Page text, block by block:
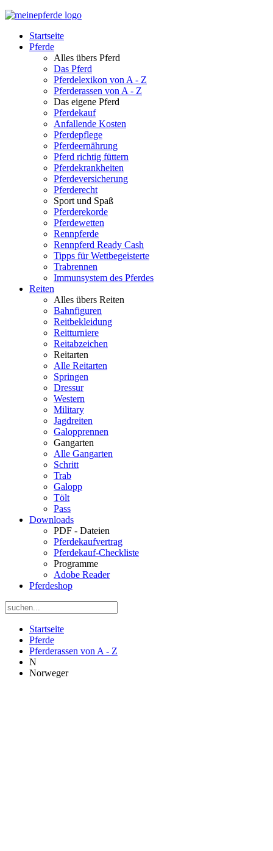
Startseite
Pferde
Alles übers Pferd
Das Pferd
Pferdelexikon von A - Z
Pferderassen von A - Z
Das eigene Pferd
Pferdekauf
Anfallende Kosten
Pferdepflege
Pferdeernährung
Pferd richtig füttern
Pferdekrankheiten
Pferdeversicherung
Pferderecht
Sport und Spaß
Pferderekorde
Pferdewetten
Rennpferde
Rennpferd Ready Cash
Tipps für Wettbegeisterte
Trabrennen
Immunsystem des Pferdes
Reiten
Alles übers Reiten
Bahnfiguren
Reitbekleidung
Reitturniere
Reitabzeichen
Reitarten
Alle Reitarten
Springen
Dressur
Western
Military
Jagdreiten
Galopprennen
Gangarten
Alle Gangarten
Schritt
Trab
Galopp
Tölt
Pass
Downloads
PDF - Dateien
Pferdekaufvertrag
Pferdekauf-Checkliste
Programme
Adobe Reader
Pferdeshop
Startseite
Pferde
Pferderassen von A - Z
N
Norweger